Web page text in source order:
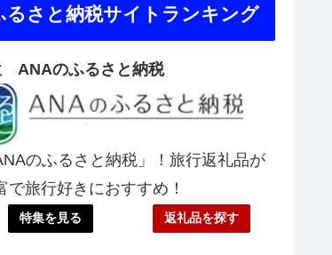
るさと納税サイトランキング
ANAのふるさと納税
のふるさと納税」！旅行返礼品が
で旅行好きにおすすめ！
特集を見る 返礼品を探す